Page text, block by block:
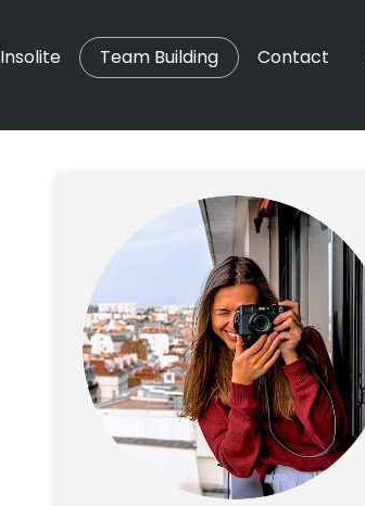
Insolite Team Building Contact